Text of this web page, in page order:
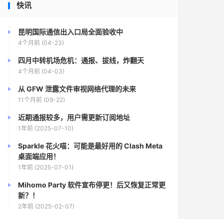
快讯
昆明国际通信出入口局全面验收中
4个月前 (04-23)
四月中转机场危机：通报、拔线，炸翻天
4个月前 (04-03)
从 GFW 泄露文件审视网络代理的未来
11个月前 (09-22)
近期通报较多，用户需更新订阅地址
1年前 (2025-07-10)
Sparkle 花火喵：可能是最好用的 Clash Meta
桌面端应用！
1年前 (2025-07-01)
Mihomo Party 软件宣布停更！后又恢复正常更
新？！
2年前 (2025-02-07)